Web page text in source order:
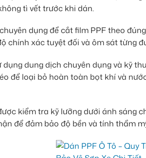
tì vết trước khi dán.
dụng để cắt film PPF theo
chính xác tuyệt đối và ôm sát từng
dung dịch chuyên dụng và kỹ
để loại bỏ hoàn toàn bọt khí và
kiểm tra kỹ lưỡng dưới ánh sáng
để đảm bảo độ bền và tính thẩm